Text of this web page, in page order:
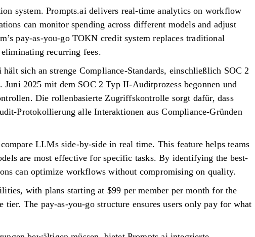
system. Prompts.ai delivers real-time analytics on workflow
can monitor spending across different models and adjust
pay-as-you-go TOKN credit system replaces traditional
recurring fees.
sich an strenge Compliance-Standards, einschließlich SOC 2
2025 mit dem SOC 2 Typ II-Auditprozess begonnen und
Die rollenbasierte Zugriffskontrolle sorgt dafür, dass
Protokollierung alle Interaktionen aus Compliance-Gründen
LLMs side-by-side in real time. This feature helps teams
are most effective for specific tasks. By identifying the best-
can optimize workflows without compromising on quality.
with plans starting at $99 per member per month for the
The pay-as-you-go structure ensures users only pay for what